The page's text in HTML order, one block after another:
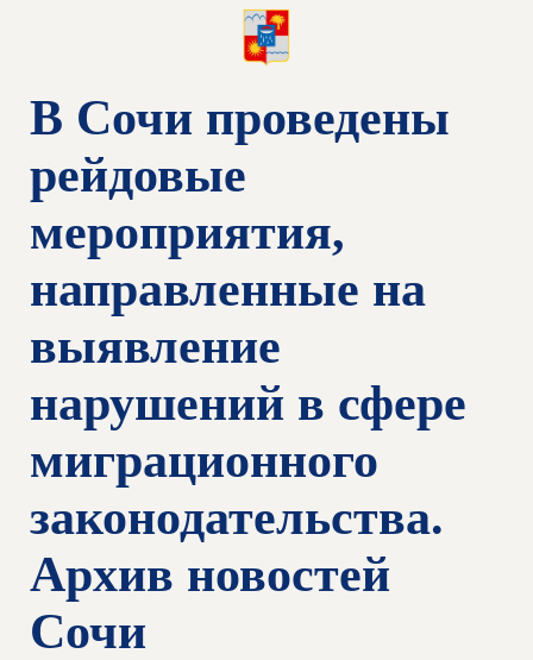
В Сочи проведены
рейдовые
мероприятия,
направленные на
выявление
нарушений в сфере
миграционного
законодательства.
Архив новостей
Сочи